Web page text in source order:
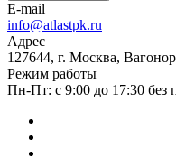
E-mail
info@atlastpk.ru
Адрес
127644, г. Москва,
Режим работы
Пн-Пт: с 9:00 до 17:30 без